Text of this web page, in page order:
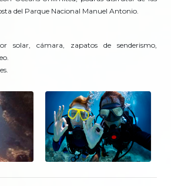
del Parque Nacional Manuel Antonio.
solar, cámara, zapatos de senderismo,